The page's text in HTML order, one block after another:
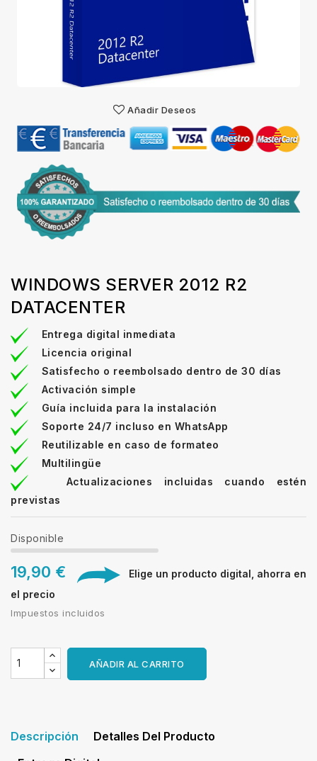
Añadir Deseos
WINDOWS SERVER 2012 R2
DATACENTER
Entrega digital inmediata
Licencia original
Satisfecho o reembolsado dentro de 30 días
Activación simple
Guía incluida para la instalación
Soporte 24/7 incluso en WhatsApp
Reutilizable en caso de formateo
Multilingüe
Actualizaciones incluidas cuando estén
previstas
Disponible
19,90 €
Elige un producto digital, ahorra en
el precio
Impuestos incluidos
AÑADIR AL CARRITO
Descripción
Detalles Del Producto